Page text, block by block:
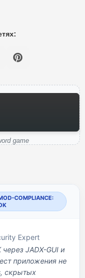
game
COMPLIANCE:
Expert
через JADX-GUI и
приложения не
скрытых